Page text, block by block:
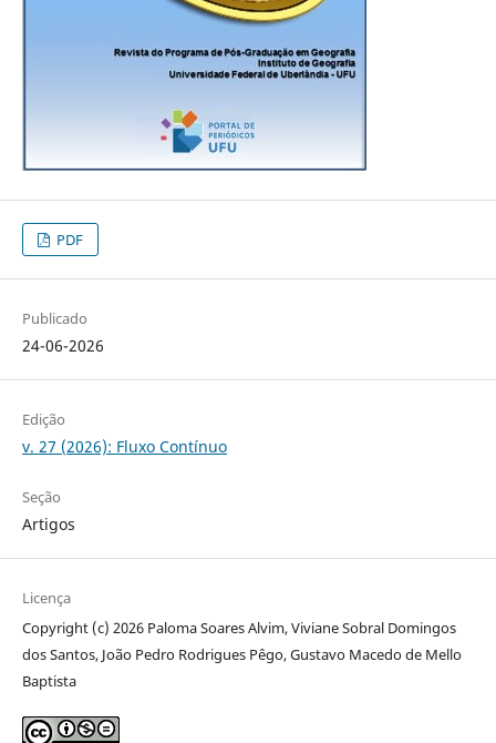
PDF
Publicado
24-06-2026
Edição
v. 27 (2026): Fluxo Contínuo
Seção
Artigos
Licença
Copyright (c) 2026 Paloma Soares Alvim, Viviane Sobral Domingos
dos Santos, João Pedro Rodrigues Pêgo, Gustavo Macedo de Mello
Baptista